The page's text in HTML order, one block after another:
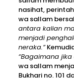
nasihat,
wa sallam
antara kalian
menjadi
neraka.”
“Bagaimana
wa sallam
Bukhari no. 101